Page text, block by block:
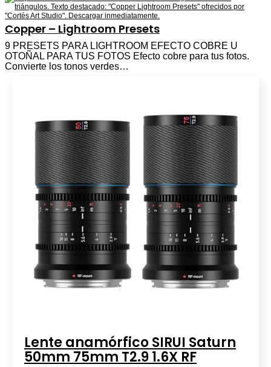
Copper – Lightroom Presets
9 PRESETS PARA LIGHTROOM EFECTO COBRE U
OTOÑAL PARA TUS FOTOS Efecto cobre para tus fotos.
Convierte los tonos verdes…
Lente anamórfico SIRUI Saturn
50mm 75mm T2.9 1.6X RF